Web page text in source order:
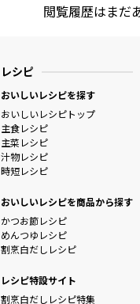
閲覧履歴はまだ
レシピ
おいしいレシピを探す
おいしいレシピトップ
主食レシピ
主菜レシピ
汁物レシピ
時短レシピ
おいしいレシピを商品から探す
かつお節レシピ
めんつゆレシピ
割烹白だしレシピ
レシピ特設サイト
割烹白だしレシピ特集